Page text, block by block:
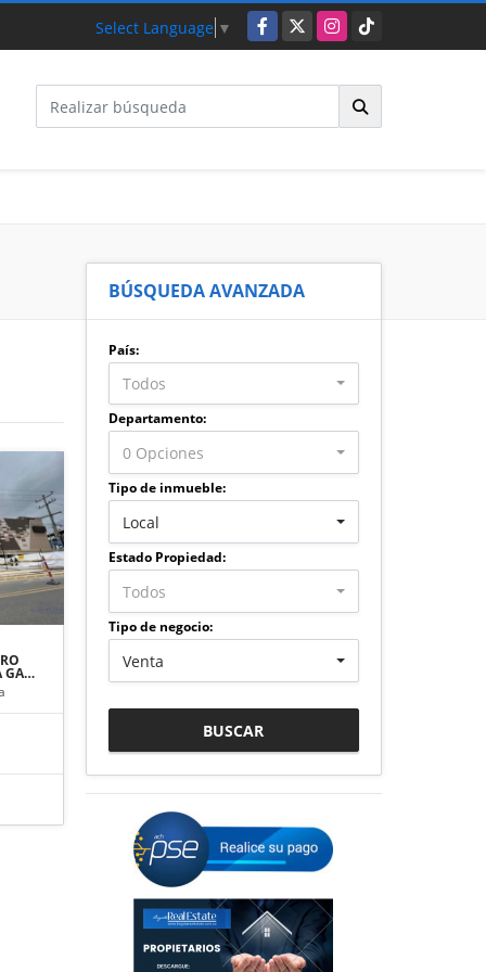
Select Language ▼ Facebook
X Instagram
TikTok
GA…
BÚSQUEDA AVANZADA
País:
Todos
Departamento:
0 Opciones
Tipo de inmueble:
Local
Estado Propiedad:
Todos
Tipo de negocio:
Venta
BUSCAR